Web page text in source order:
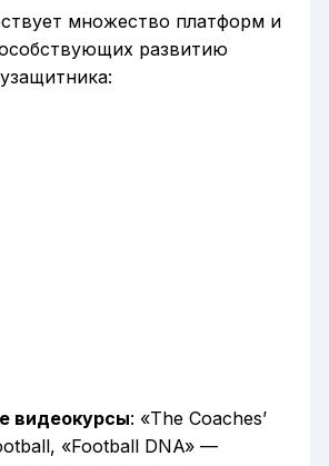
множество платформ и
развитию
видеокурсы: «The Coaches’
«Football DNA» —